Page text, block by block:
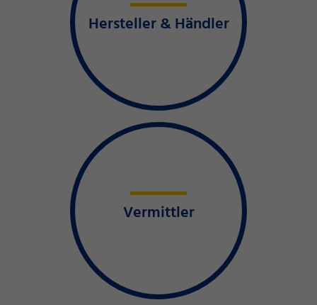
Hersteller & Händler
Vermittler